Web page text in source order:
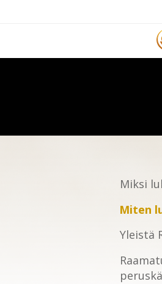
Miksi
Miten
Yleistä